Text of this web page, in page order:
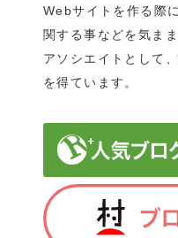
Webサイトを作る際
関する事などを気ま
アソシエイトとして
を得ています。